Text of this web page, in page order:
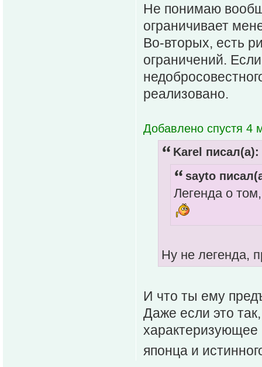
Не понимаю
ограничивает
Во-вторых, есть
ограничений.
реализовано.
Добавлено спустя 4
Karel писал(а):
sayto
Легенда о
Ну не легенда,
И что ты ему
Даже если это
характеризующее
японца и